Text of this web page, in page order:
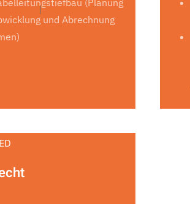
(Planung
und Abrechnung
|Impressum